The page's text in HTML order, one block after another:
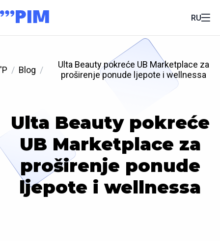
RU
'P Blog
Ulta Beauty pokreće UB Marketplace za
proširenje ponude ljepote i wellnessa
Ulta Beauty pokreće
UB Marketplace za
proširenje ponude
ljepote i wellnessa